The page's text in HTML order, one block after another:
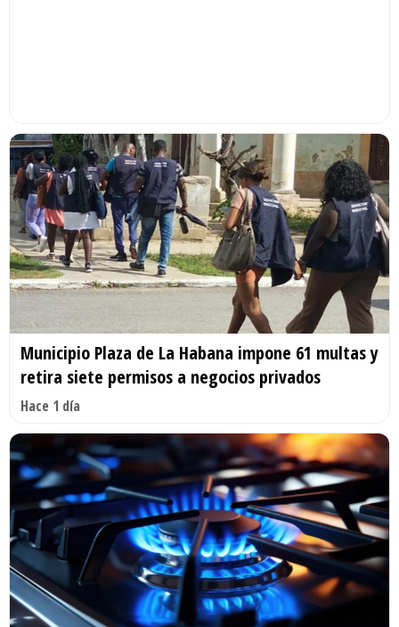
Municipio Plaza de La Habana impone 61 multas y
retira siete permisos a negocios privados
Hace 1 día